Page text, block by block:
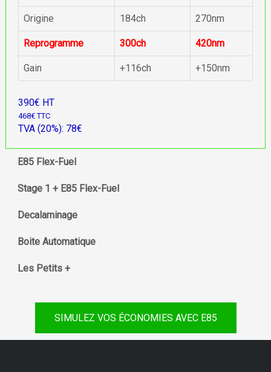
Origine 184ch 270nm
Reprogramme 300ch 420nm
Gain +116ch +150nm
390€ HT
468€ TTC
TVA (20%): 78€
E85 Flex-Fuel
Stage 1 + E85 Flex-Fuel
Decalaminage
Boite Automatique
Les Petits +
SIMULEZ VOS ÉCONOMIES AVEC E85